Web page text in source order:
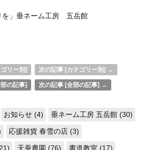
を」垂ネーム工房 五岳館
リー別] 次の記事 [カテゴリー別] →
の記事] 次の記事 [全部の記事] →
お知らせ (4) 垂ネーム工房 五岳館 (30)
応援雑貨 春雪の店 (3)
天蚕農園 (76) 書道教室 (17)